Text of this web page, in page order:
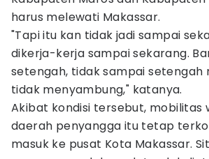
harus melewati Makassar.
"Tapi itu kan tidak jadi sampai
dikerja-kerja sampai sekarang.
setengah, tidak sampai setengah
tidak menyambung," katanya.
Akibat kondisi tersebut, mobilitas
daerah penyangga itu tetap
masuk ke pusat Kota Makassar.